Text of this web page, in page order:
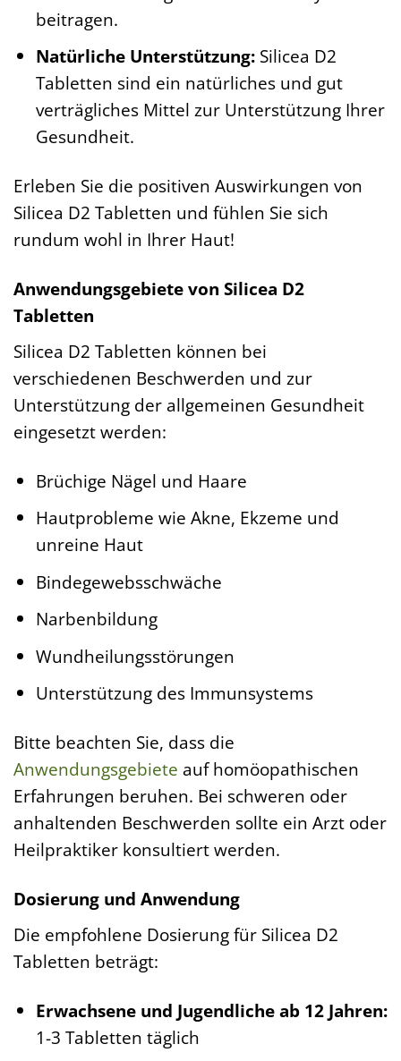
beitragen.
Natürliche Unterstützung:Silicea D2
Tabletten sind ein natürliches und gut
verträgliches Mittel zur Unterstützung Ihrer
Gesundheit.
Erleben Sie die positiven Auswirkungen von
Silicea D2 Tabletten und fühlen Sie sich
rundum wohl in Ihrer Haut!
Anwendungsgebiete von Silicea D2
Tabletten
Silicea D2 Tabletten können bei
verschiedenen Beschwerden und zur
Unterstützung der allgemeinen Gesundheit
eingesetzt werden:
Brüchige Nägel und Haare
Hautprobleme wie Akne, Ekzeme und
unreine Haut
Bindegewebsschwäche
Narbenbildung
Wundheilungsstörungen
Unterstützung des Immunsystems
Bitte beachten Sie, dass die
Anwendungsgebiete auf homöopathischen
Erfahrungen beruhen. Bei schweren oder
anhaltenden Beschwerden sollte ein Arzt oder
Heilpraktiker konsultiert werden.
Dosierung und Anwendung
Die empfohlene Dosierung für Silicea D2
Tabletten beträgt:
Erwachsene und Jugendliche ab 12 Jahren:
1-3 Tabletten täglich